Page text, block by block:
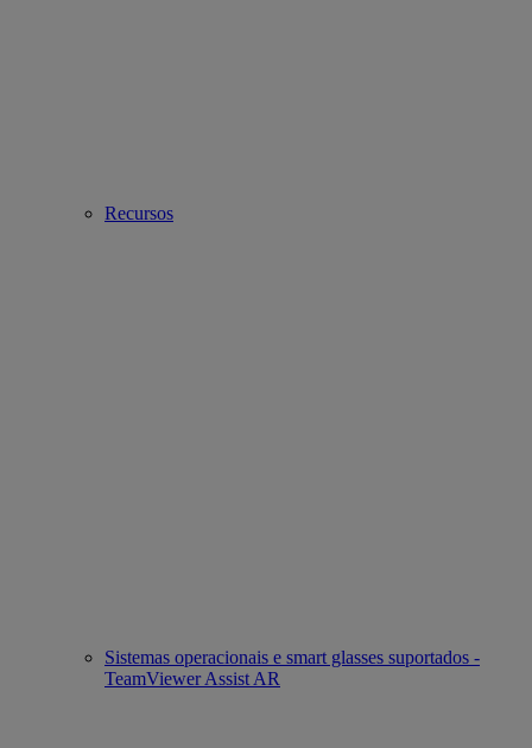
Recursos
Sistemas operacionais e smart glasses suportados -
TeamViewer Assist AR